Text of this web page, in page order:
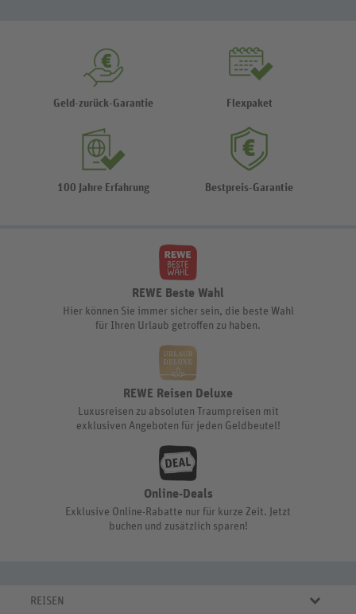
Geld-zurück-Garantie Flexpaket
100 Jahre Erfahrung Bestpreis-Garantie
REWE Beste Wahl
Hier können Sie immer sicher sein, die beste Wahl
für Ihren Urlaub getroffen zu haben.
REWE Reisen Deluxe
Luxusreisen zu absoluten Traumpreisen mit
exklusiven Angeboten für jeden Geldbeutel!
Online-Deals
Exklusive Online-Rabatte nur für kurze Zeit. Jetzt
buchen und zusätzlich sparen!
REISEN